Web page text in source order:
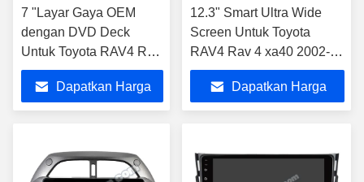
7 "Layar Gaya OEM
dengan DVD Deck
Untuk Toyota RAV4 Rav
4 xa40 2012-2019
Android Car Stereo
Dapatkan Harga
12.3" Smart Ultra Wide
Screen Untuk Toyota
RAV4 Rav 4 xa40 2002-
2019 Car Stereo Player
Dapatkan Harga